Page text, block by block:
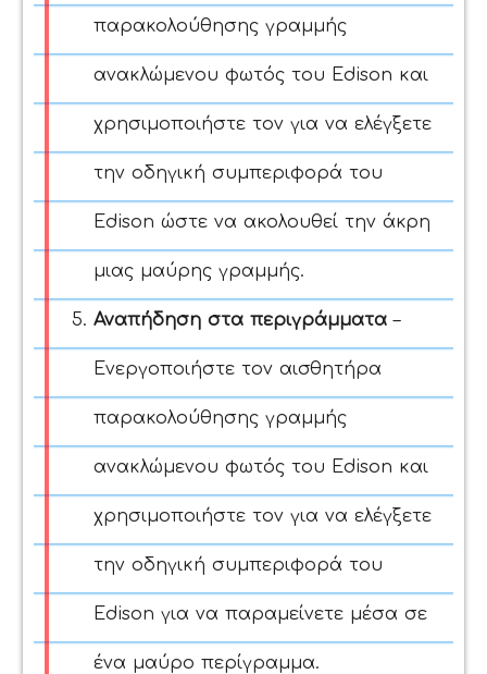
παρακολούθησης γραμμής
ανακλώμενου φωτός του Edison και
χρησιμοποιήστε τον για να ελέγξετε
την οδηγική συμπεριφορά του
Edison ώστε να ακολουθεί την άκρη
μιας μαύρης γραμμής.
Αναπήδηση στα περιγράμματα –
Ενεργοποιήστε τον αισθητήρα
παρακολούθησης γραμμής
ανακλώμενου φωτός του Edison και
χρησιμοποιήστε τον για να ελέγξετε
την οδηγική συμπεριφορά του
Edison για να παραμείνετε μέσα σε
ένα μαύρο περίγραμμα.